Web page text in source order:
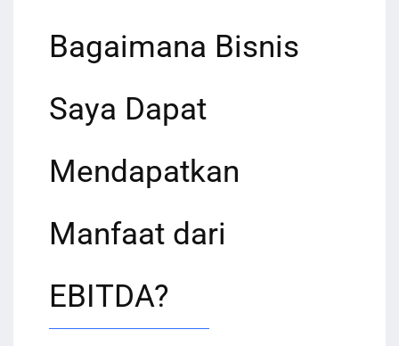
Bagaimana Bisnis
Saya Dapat
Mendapatkan
Manfaat dari
EBITDA?